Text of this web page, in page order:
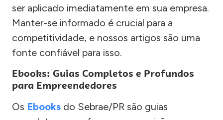
ser aplicado imediatamente em sua empresa.
Manter-se informado é crucial para a
competitividade, e nossos artigos são uma
fonte confiável para isso.
Ebooks: Guias Completos e Profundos
para Empreendedores
Os Ebooks do Sebrae/PR são guias